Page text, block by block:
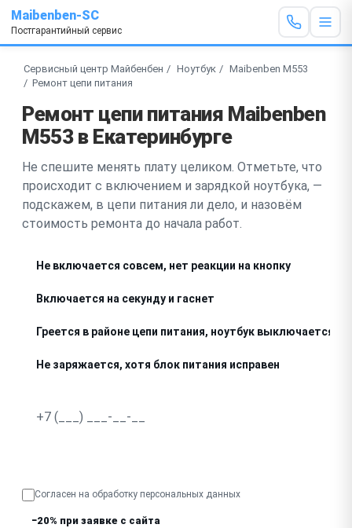
Maibenben-SC
Постгарантийный сервис
Сервисный центр Майбенбен Ноутбук
Maibenben M553
Ремонт цепи питания
Ремонт цепи питания Maibenben
M553 в Екатеринбурге
Не спешите менять плату целиком. Отметьте, что
происходит с включением и зарядкой ноутбука, —
подскажем, в цепи питания ли дело, и назовём
стоимость ремонта до начала работ.
Не включается совсем, нет реакции на кнопку
Включается на секунду и гаснет
Греется в районе цепи питания, ноутбук выключается
Не заряжается, хотя блок питания исправен
Согласен на обработку персональных данных
−20% при заявке с сайта